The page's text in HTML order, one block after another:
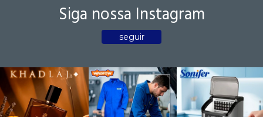
Siga nossa Instagram
seguir